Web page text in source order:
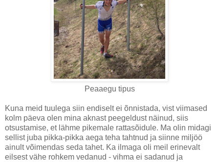
Peaaegu tipus
Kuna meid tuulega siin endiselt ei õnnistada, vist viimased
kolm päeva olen mina aknast peegeldust näinud, siis
otsustamise, et lähme pikemale rattasõidule. Ma olin midagi
sellist juba pikka-pikka aega teha tahtnud ja siinne miljöö
ainult võimendas seda tahet. Ka ilmaga oli meil erinevalt
eilsest vähe rohkem vedanud - vihma ei sadanud ja